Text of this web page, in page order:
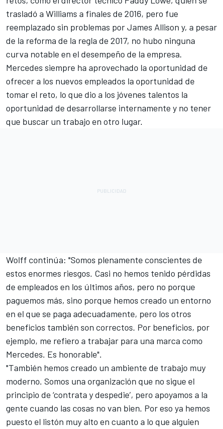
trasladó a Williams a finales de 2016, pero fue
reemplazado sin problemas por James Allison y, a pesar
de la reforma de la regla de 2017, no hubo ninguna
curva notable en el desempeño de la empresa.
Mercedes siempre ha aprovechado la oportunidad de
ofrecer a los nuevos empleados la oportunidad de
tomar el reto, lo que dio a los jóvenes talentos la
oportunidad de desarrollarse internamente y no tener
que buscar un trabajo en otro lugar.
Wolff continúa: "Somos plenamente conscientes de
estos enormes riesgos. Casi no hemos tenido pérdidas
de empleados en los últimos años, pero no porque
paguemos más, sino porque hemos creado un entorno
en el que se paga adecuadamente, pero los otros
beneficios también son correctos. Por beneficios, por
ejemplo, me refiero a trabajar para una marca como
Mercedes. Es honorable".
"También hemos creado un ambiente de trabajo muy
moderno. Somos una organización que no sigue el
principio de ‘contrata y despedie’, pero apoyamos a la
gente cuando las cosas no van bien. Por eso ya hemos
puesto el listón muy alto en cuanto a lo que alguien